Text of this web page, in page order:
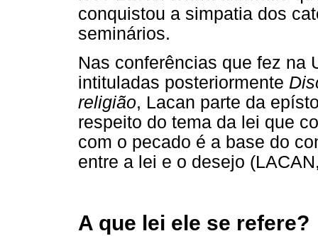
conquistou a simpatia dos
seminários.
Nas conferências que fez na
intituladas posteriormente
religião, Lacan parte da
respeito do tema da lei que
com o pecado é a base do
entre a lei e o desejo
A que lei ele se refere?